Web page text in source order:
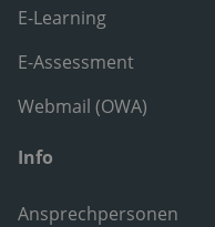
E-Learning
E-Assessment
Webmail (OWA)
Info
Ansprechpersonen